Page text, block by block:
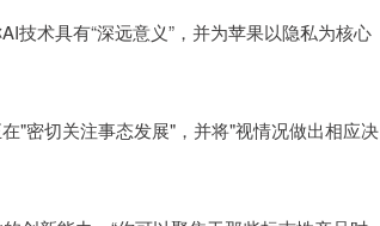
术具有“深远意义”，并为苹果以隐私为核心
密切关注事态发展"，并将"视情况做出相应决